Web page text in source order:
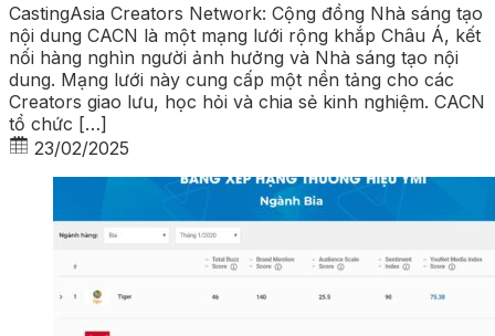
CastingAsia Creators Network: Cộng đồng Nhà sáng tạo
nội dung CACN là một mạng lưới rộng khắp Châu Á, kết
nối hàng nghìn người ảnh hưởng và Nhà sáng tạo nội
dung. Mạng lưới này cung cấp một nền tảng cho các
Creators giao lưu, học hỏi và chia sẻ kinh nghiệm. CACN
tổ chức […]
23/02/2025